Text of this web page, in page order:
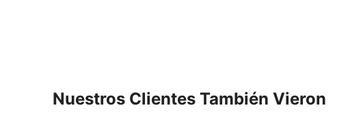
Nuestros Clientes También Vieron